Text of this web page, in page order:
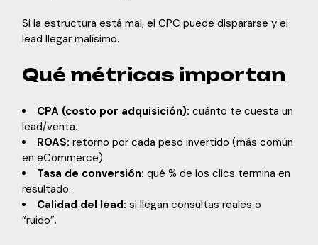
Si la estructura está mal, el CPC puede dispararse y el
lead llegar malísimo.
Qué métricas importan
CPA (costo por adquisición): cuánto te cuesta un
lead/venta.
ROAS: retorno por cada peso invertido (más común
en eCommerce).
Tasa de conversión: qué % de los clics termina en
resultado.
Calidad del lead: si llegan consultas reales o
“ruido”.